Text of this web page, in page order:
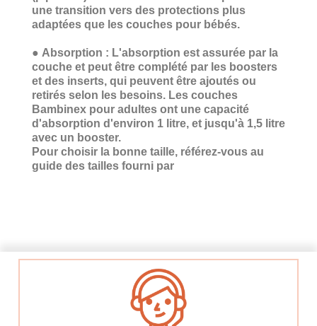
une transition vers des protections plus
adaptées que les couches pour bébés.
● Absorption : L'absorption est assurée par la
couche et peut être complété par les boosters
et des inserts, qui peuvent être ajoutés ou
retirés selon les besoins. Les couches
Bambinex pour adultes ont une capacité
d'absorption d'environ 1 litre, et jusqu'à 1,5 litre
avec un booster.
Pour choisir la bonne taille, référez-vous au
guide des tailles fourni par